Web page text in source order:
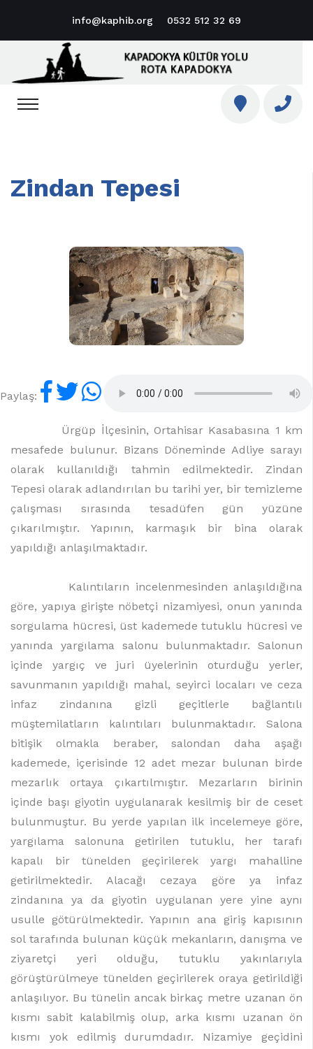
info@kaphib.org 0532 512 32 69
Zindan Tepesi
Paylaş:
Ürgüp İlçesinin, Ortahisar Kasabasına 1 km
mesafede bulunur. Bizans Döneminde Adliye sarayı
olarak kullanıldığı tahmin edilmektedir. Zindan
Tepesi olarak adlandırılan bu tarihi yer, bir temizleme
çalışması sırasında tesadüfen gün yüzüne
çıkarılmıştır. Yapının, karmaşık bir bina olarak
yapıldığı anlaşılmaktadır.
Kalıntıların incelenmesinden anlaşıldığına
göre, yapıya girişte nöbetçi nizamiyesi, onun yanında
sorgulama hücresi, üst kademede tutuklu hücresi ve
yanında yargılama salonu bulunmaktadır. Salonun
içinde yargıç ve juri üyelerinin oturduğu yerler,
savunmanın yapıldığı mahal, seyirci locaları ve ceza
infaz zindanına gizli geçitlerle bağlantılı
müştemilatların kalıntıları bulunmaktadır. Salona
bitişik olmakla beraber, salondan daha aşağı
kademede, içerisinde 12 adet mezar bulunan birde
mezarlık ortaya çıkartılmıştır. Mezarların birinin
içinde başı giyotin uygulanarak kesilmiş bir de ceset
bulunmuştur. Bu yerde yapılan ilk incelemeye göre,
yargılama salonuna getirilen tutuklu, her tarafı
kapalı bir tünelden geçirilerek yargı mahalline
getirilmektedir. Alacağı cezaya göre ya infaz
zindanına ya da giyotin uygulanan yere yine aynı
usulle götürülmektedir. Yapının ana giriş kapısının
sol tarafında bulunan küçük mekanların, danışma ve
ziyaretçi yeri olduğu, tutuklu yakınlarıyla
görüştürülmeye tünelden geçirilerek oraya getirildiği
anlaşılıyor. Bu tünelin ancak birkaç metre uzanan ön
kısmı sabit kalabilmiş olup, arka kısmı uzanan ön
kısmı yok edilmiş durumdadır. Nizamiye geçidini